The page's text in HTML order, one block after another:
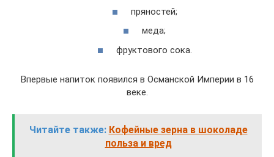
пряностей;
меда;
фруктового сока.
Впервые напиток появился в Османской Империи в 16
веке.
Читайте также: Кофейные зерна в шоколаде
польза и вред